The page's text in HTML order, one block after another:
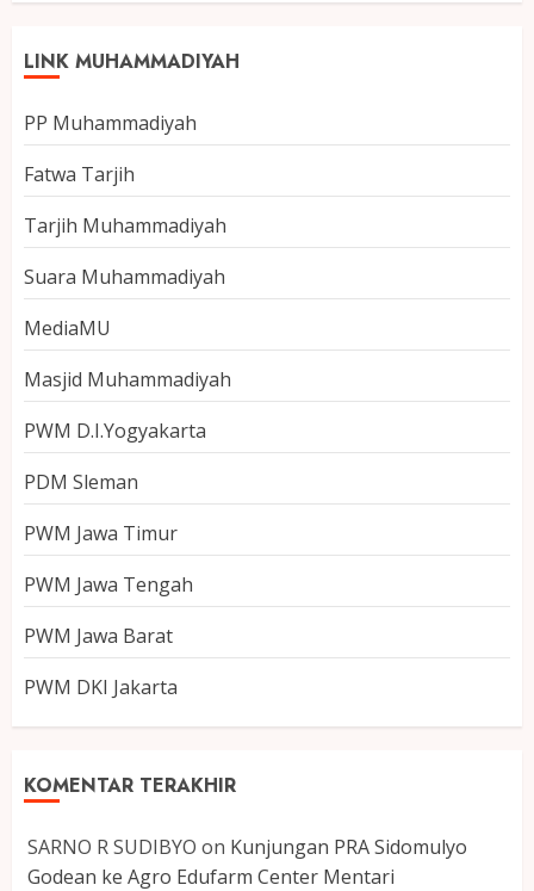
LINK MUHAMMADIYAH
PP Muhammadiyah
Fatwa Tarjih
Tarjih Muhammadiyah
Suara Muhammadiyah
MediaMU
Masjid Muhammadiyah
PWM D.I.Yogyakarta
PDM Sleman
PWM Jawa Timur
PWM Jawa Tengah
PWM Jawa Barat
PWM DKI Jakarta
KOMENTAR TERAKHIR
SARNO R SUDIBYO on Kunjungan PRA Sidomulyo
Godean ke Agro Edufarm Center Mentari